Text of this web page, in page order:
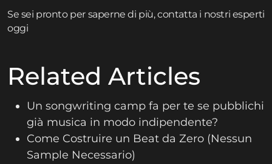
Se sei pronto per saperne di più,contatta i nostri esperti
oggi
Related Articles
Un songwriting camp fa per te se pubblichi
già musica in modo indipendente?
Come Costruire un Beat da Zero (Nessun
Sample Necessario)